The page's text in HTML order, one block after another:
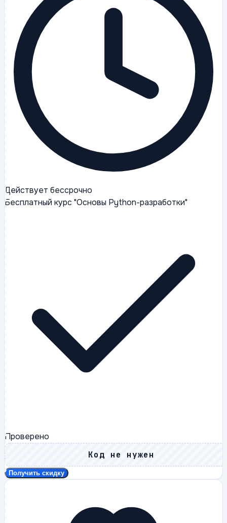
Действует бессрочно
Бесплатный курс "Основы Python-разработки"
Проверено
Код не нужен
Получить скидку